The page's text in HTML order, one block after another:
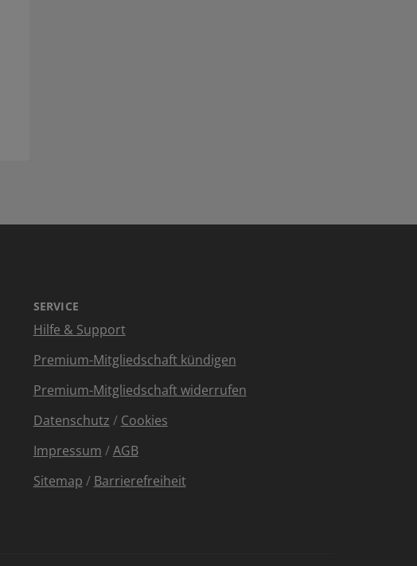
SERVICE
Hilfe & Support
Premium-Mitgliedschaft kündigen
Premium-Mitgliedschaft widerrufen
Datenschutz / Cookies
Impressum /AGB
Sitemap / Barrierefreiheit